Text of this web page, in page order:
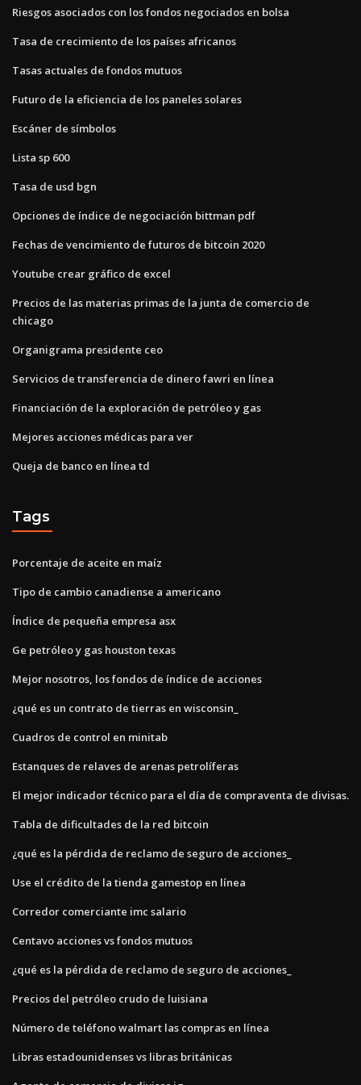
Riesgos asociados con los fondos negociados en bolsa
Tasa de crecimiento de los países africanos
Tasas actuales de fondos mutuos
Futuro de la eficiencia de los paneles solares
Escáner de símbolos
Lista sp 600
Tasa de usd bgn
Opciones de índice de negociación bittman pdf
Fechas de vencimiento de futuros de bitcoin 2020
Youtube crear gráfico de excel
Precios de las materias primas de la junta de comercio de
chicago
Organigrama presidente ceo
Servicios de transferencia de dinero fawri en línea
Financiación de la exploración de petróleo y gas
Mejores acciones médicas para ver
Queja de banco en línea td
Tags
Porcentaje de aceite en maíz
Tipo de cambio canadiense a americano
Índice de pequeña empresa asx
Ge petróleo y gas houston texas
Mejor nosotros, los fondos de índice de acciones
¿qué es un contrato de tierras en wisconsin_
Cuadros de control en minitab
Estanques de relaves de arenas petrolíferas
El mejor indicador técnico para el día de compraventa de divisas.
Tabla de dificultades de la red bitcoin
¿qué es la pérdida de reclamo de seguro de acciones_
Use el crédito de la tienda gamestop en línea
Corredor comerciante imc salario
Centavo acciones vs fondos mutuos
¿qué es la pérdida de reclamo de seguro de acciones_
Precios del petróleo crudo de luisiana
Número de teléfono walmart las compras en línea
Libras estadounidenses vs libras británicas